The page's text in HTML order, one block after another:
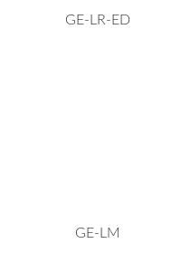
GE-LR-ED
GE-LM